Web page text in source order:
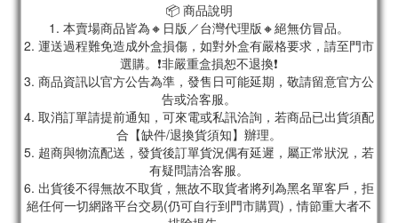
📦 商品說明
1. 本賣場商品皆為🔸日版／台灣代理版🔸絕無仿冒品。
2. 運送過程難免造成外盒損傷，如對外盒有嚴格要求，請至門市
選購。❗非嚴重盒損恕不退換❗
3. 商品資訊以官方公告為準，發售日可能延期，敬請留意官方公
告或洽客服。
4. 取消訂單請提前通知，可來電或私訊洽詢，若商品已出貨須配
合【缺件/退換貨須知】辦理。
5. 超商與物流配送，發貨後訂單貨況偶有延遲，屬正常狀況，若
有疑問請洽客服。
6. 出貨後不得無故不取貨，無故不取貨者將列為黑名單客戶，拒
絕任何一切網路平台交易(仍可自行到門市購買)，情節重大者不